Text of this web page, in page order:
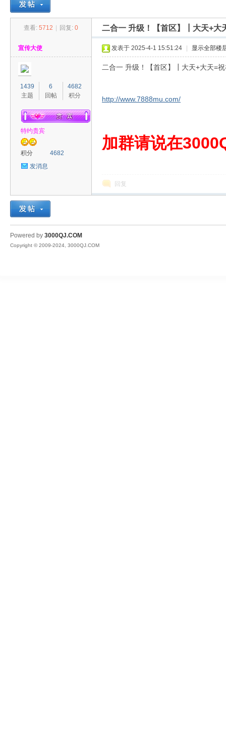
QJ
›
查看: 5712 回复: 0 二合一 升级！【首区】┃大天+
宣传大使
1439
主题
6
回帖
4682
积分
特约贵宾
积分
4682
发消息
发表于 2025-4-1 15:51:24 显示全部楼
二合一 升级！【首区】┃大天+大天=
http://www.7888mu.com/
加群请说在
回复
Powered by 3000QJ.COM
Copyright © 2009-2024, 3000QJ.COM